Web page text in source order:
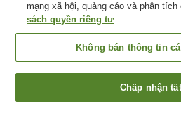
Bãi đỗ xe
Spa / Salon
Trang chủ Nhật Bản Tỉnh
Noji Onsen Hotel
Tìm phòng
mạng xã hội, quảng cáo và phân tích
sách quyền riêng tư
Không bán thông tin
Chấp nhận